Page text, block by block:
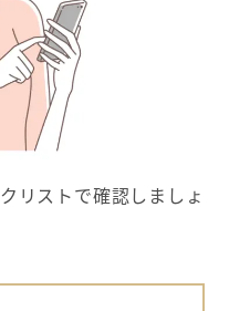
リストで確認しましょ